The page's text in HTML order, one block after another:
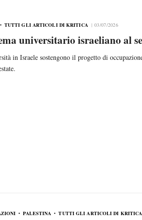
TUTTI GLI ARTICOLI DI KRITICA 03/07/2026
universitario israeliano al
in Israele sostengono il progetto di
PALESTINA TUTTI GLI ARTICOLI DI KRITICA